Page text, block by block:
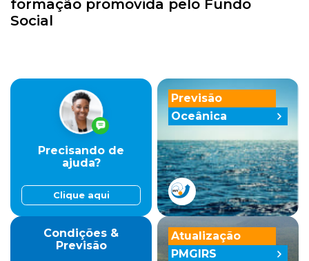
formação promovida pelo Fundo
Social
Previsão
Oceânica
Precisando de
ajuda?
Clique aqui
Condições &
Previsão
Atualização
PMGIRS